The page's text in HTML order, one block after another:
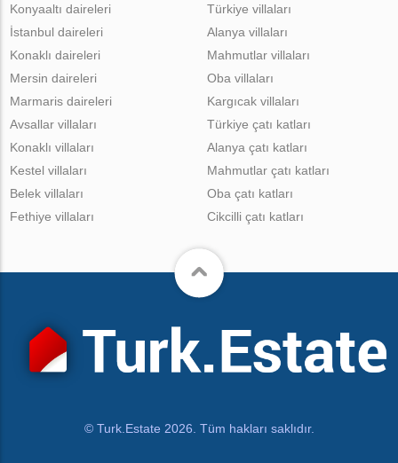
Konyaaltı daireleri
İstanbul daireleri
Konaklı daireleri
Mersin daireleri
Marmaris daireleri
Türkiye villaları
Alanya villaları
Mahmutlar villaları
Oba villaları
Kargıcak villaları
Avsallar villaları
Konaklı villaları
Kestel villaları
Belek villaları
Fethiye villaları
Türkiye çatı katları
Alanya çatı katları
Mahmutlar çatı katları
Oba çatı katları
Cikcilli çatı katları
© Turk.Estate 2026. Tüm hakları saklıdır.